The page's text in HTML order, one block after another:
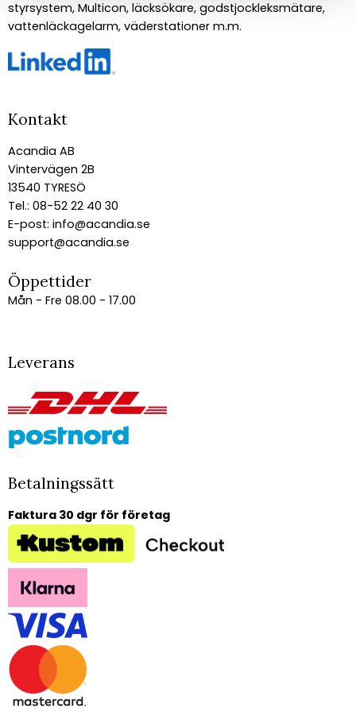
styrsystem, Multicon, läcksökare, godstjockleksmätare,
vattenläckagelarm, väderstationer m.m.
Kontakt
Acandia AB
Vintervägen 2B
13540 TYRESÖ
Tel.: 08-52 22 40 30
E-post: info@acandia.se
support@acandia.se
Öppettider
Mån - Fre 08.00 - 17.00
Leverans
Betalningssätt
Faktura 30 dgr för företag